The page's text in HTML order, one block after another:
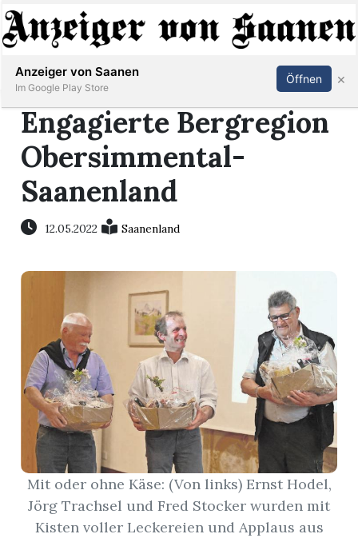
Events
Abonnieren Anmelden
Engagierte Bergregion
Obersimmental-
Saanenland
12.05.2022 Saanenland
Mit oder ohne Käse: (Von links) Ernst Hodel,
Jörg Trachsel und Fred Stocker wurden mit
Kisten voller Leckereien und Applaus aus
Anzeiger von Saanen
Im Google Play Store
Öffnen ×